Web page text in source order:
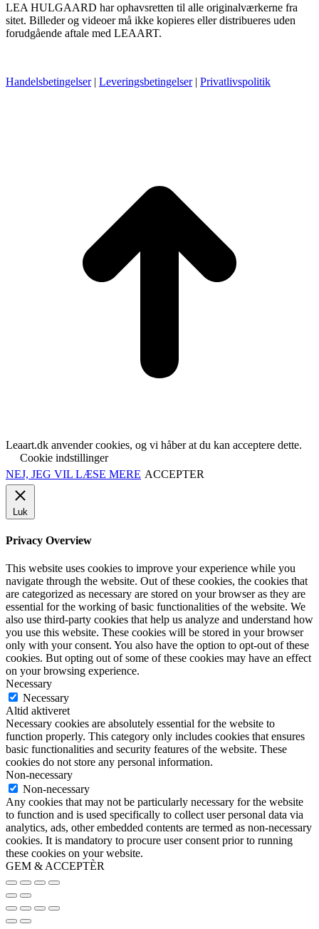
LEA HULGAARD har ophavsretten til alle originalværkerne fra
sitet. Billeder og videoer må ikke kopieres eller distribueres uden
forudgående aftale med LEAART.
Handelsbetingelser| Leveringsbetingelser| Privatlivspolitik
Leaart.dk anvender cookies, og vi håber at du kan acceptere dette.
Cookie indstillinger
NEJ, JEG VIL LÆSE MERE ACCEPTER
Luk
Privacy Overview
This website uses cookies to improve your experience while you
navigate through the website. Out of these cookies, the cookies that
are categorized as necessary are stored on your browser as they are
essential for the working of basic functionalities of the website. We
also use third-party cookies that help us analyze and understand how
you use this website. These cookies will be stored in your browser
only with your consent. You also have the option to opt-out of these
cookies. But opting out of some of these cookies may have an effect
on your browsing experience.
Necessary
Necessary
Altid aktiveret
Necessary cookies are absolutely essential for the website to
function properly. This category only includes cookies that ensures
basic functionalities and security features of the website. These
cookies do not store any personal information.
Non-necessary
Non-necessary
Any cookies that may not be particularly necessary for the website
to function and is used specifically to collect user personal data via
analytics, ads, other embedded contents are termed as non-necessary
cookies. It is mandatory to procure user consent prior to running
these cookies on your website.
GEM & ACCEPTÈR